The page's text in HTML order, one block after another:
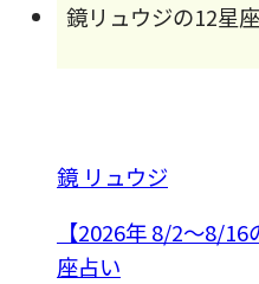
鏡リュウジの12星
鏡 リュウジ
【2026年 8/2〜8/
座占い